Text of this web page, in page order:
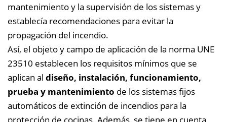
mantenimiento y la supervisión de los sistemas y
establecía recomendaciones para evitar la
propagación del incendio.
Así, el objeto y campo de aplicación de la norma UNE
23510 establecen los requisitos mínimos que se
aplican al diseño, instalación, funcionamiento,
prueba y mantenimiento de los sistemas fijos
automáticos de extinción de incendios para la
protección de cocinas. Además, se tiene en cuenta